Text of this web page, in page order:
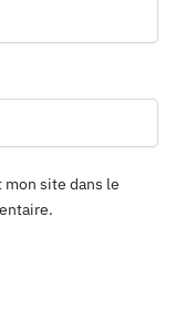
site dans le